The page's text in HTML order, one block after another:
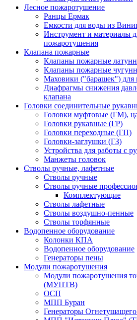
Лесное пожаротушение
Ранцы Ермак
Емкости для воды из
Инструмент и материалы
пожаротушения
Клапана пожарные
Клапаны пожарные
Клапаны пожарные
Маховики ("барашек") для
Диафрагмы снижения
клапана
Головки соединительные
Головки муфтовые (ГМ),
Головки рукавные (ГР)
Головки переходные (ГП)
Головки-заглушки (ГЗ)
Устройства для работы с
Манжеты головок
Стволы ручные, лафетные
Стволы ручные
Стволы ручные
Комплектующие
Стволы лафетные
Стволы воздушно-пенные
Стволы торфянные
Водопенное оборудование
Колонки КПА
Водопенное оборудование
Генераторы пены
Модули пожаротушения
Модули пожаротушения
(МУПТВ)
ОСП
МПП Буран
Генераторы